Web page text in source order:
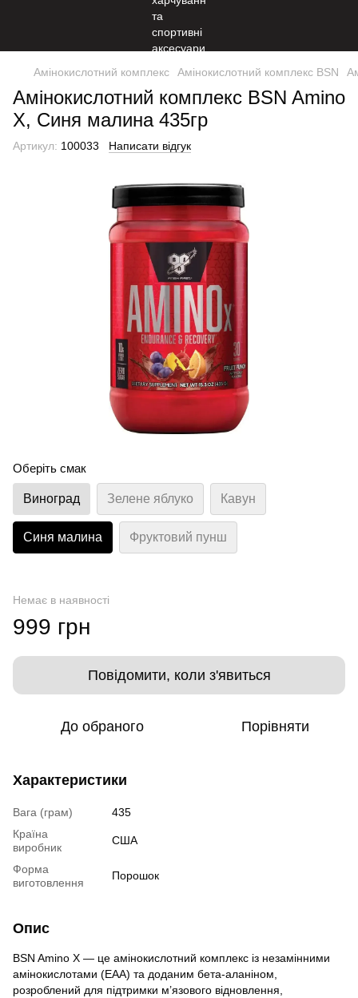
Амінокислотний комплекс Амінокислотний комплекс BSN
Амінокислотний комплекс BSN Amino
X, Синя малина 435гр
Артикул: 100033 Написати відгук
Оберіть смак
Виноград Зелене яблуко Кавун
Синя малина Фруктовий пунш
Немає в наявності
999 грн
Повідомити, коли з'явиться
До обраного Порівняти
Характеристики
Вага (грам)
435
Країна
виробник
США
Форма
виготовлення
Порошок
Опис
BSN Amino X — це амінокислотний комплекс із незамінними
амінокислотами (EAA) та доданим бета-аланіном,
розроблений для підтримки м’язового відновлення,